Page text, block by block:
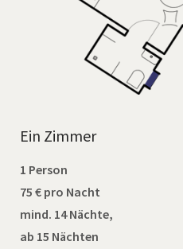
Ein Zimmer
1 Person
75 € pro Nacht
mind. 14 Nächte,
ab 15 Nächten